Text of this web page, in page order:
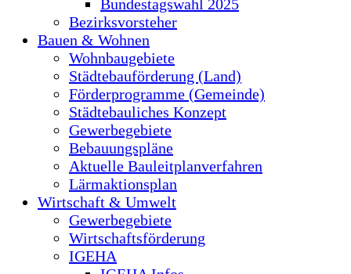
Bundestagswahl 2025
Bezirksvorsteher
Bauen & Wohnen
Wohnbaugebiete
Städtebauförderung (Land)
Förderprogramme (Gemeinde)
Städtebauliches Konzept
Gewerbegebiete
Bebauungspläne
Aktuelle Bauleitplanverfahren
Lärmaktionsplan
Wirtschaft & Umwelt
Gewerbegebiete
Wirtschaftsförderung
IGEHA